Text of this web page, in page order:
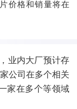
价格和销量将在
业内大厂预计存
公司在多个相关
家在多个等领域